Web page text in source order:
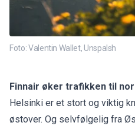
Foto: Valentin Wallet, Unspalsh
Finnair øker trafikken til
Helsinki er et stort og viktig
østover. Og selvfølgelig fra